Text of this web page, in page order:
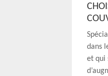
dans
et qui